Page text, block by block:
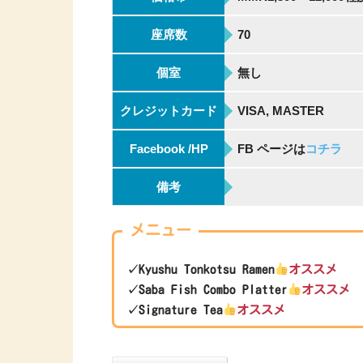
座席数 70
個室 無し
クレジットカード VISA, MASTER
Facebook /HP FB ページはコチラ
備考
メニュー
✓Kyushu Tonkotsu Ramen
オススメ
✓Saba Fish Combo Platter
オススメ
✓Signature Tea
オススメ